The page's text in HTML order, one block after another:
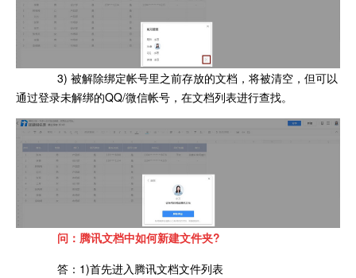
3) 被解除绑定帐号里之前存放的文档，将被清空，但可以
通过登录未解绑的QQ/微信帐号，在文档列表进行查找。
问：腾讯文档中如何新建文件夹?
答：1)首先进入腾讯文档文件列表